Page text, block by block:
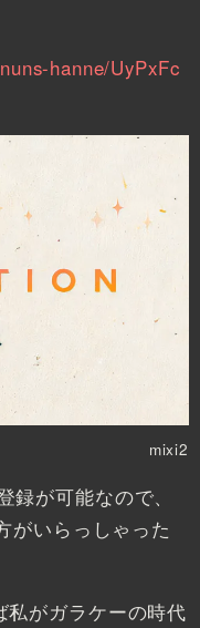
hanne/UyPxFc
mixi2
が可能なので、
がいらっしゃった
がガラケーの時代